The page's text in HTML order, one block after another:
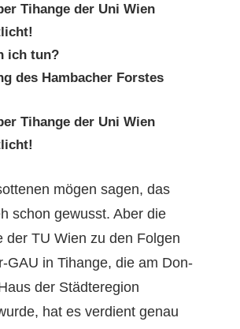
Tihange der Uni Wien
ich tun?
des Ham­bach­er Forstes
Tihange der Uni Wien
mögen sagen, das
schon gewusst. Aber die
der TU Wien zu den Fol­gen
GAU in Tihange, die am Don­
der Städtere­gion
hat es ver­di­ent genau